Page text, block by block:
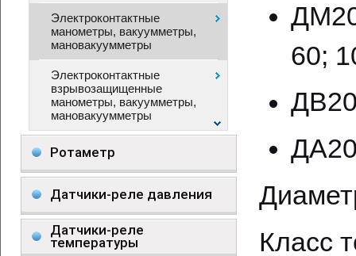
Электроконтактные
манометры, вакуумметры,
мановакуумметры
Электроконтактные
взрывозащищенные
манометры, вакуумметры,
мановакуумметры
Ротаметр
Датчики-реле давления
Датчики-реле
температуры
60;
Класс